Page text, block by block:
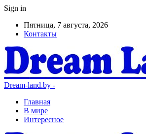
Sign in
Пятница, 7 августа, 2026
Контакты
Dream-land.by -
Главная
В мире
Интересное